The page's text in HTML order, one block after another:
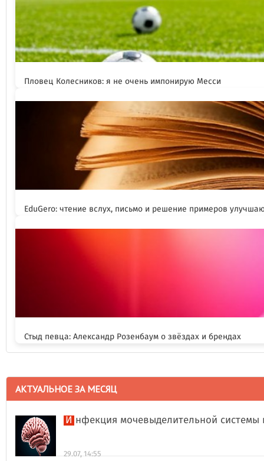
Пловец Колесников: я не очень импонирую Месси
EduGero: чтение вслух, письмо и решение примеров
Стыд певца: Александр Розенбаум о звёздах и брендах
АКТУАЛЬНОЕ ЗА МЕСЯЦ
Инфекция мочевыделительной
29.07, 14:55